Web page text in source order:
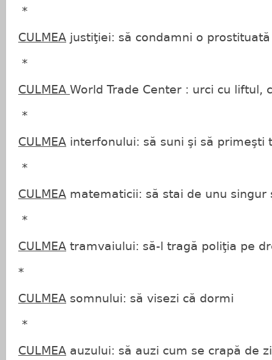
*
CULMEA justiţiei: să condamni o
*
CULMEA World Trade Center : urci cu liftul,
*
CULMEA interfonului: să suni şi să primeşti
*
CULMEA matematicii: să stai de unu singur
*
CULMEA tramvaiului: să-l tragă poliţia pe
*
CULMEA somnului: să visezi că dormi
*
CULMEA auzului: să auzi cum se crapă de